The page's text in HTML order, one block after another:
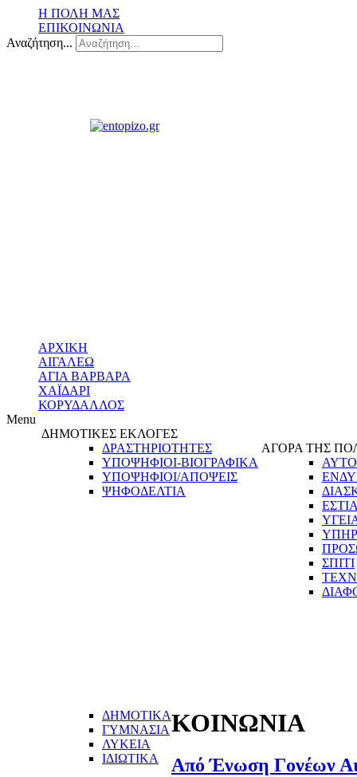
Η ΠΟΛΗ ΜΑΣ
ΕΠΙΚΟΙΝΩΝΙΑ
Αναζήτηση...
ΑΡΧΙΚΗ
ΑΙΓΑΛΕΩ
ΑΓΙΑ ΒΑΡΒΑΡΑ
ΧΑΪΔΑΡΙ
ΚΟΡΥΔΑΛΛΟΣ
Menu
ΔΗΜΟΤΙΚΕΣ ΕΚΛΟΓΕΣ
ΔΡΑΣΤΗΡΙΟΤΗΤΕΣ
ΥΠΟΨΗΦΙΟΙ-ΒΙΟΓΡΑΦΙΚΑ
ΥΠΟΨΗΦΙΟΙ/ΑΠΟΨΕΙΣ
ΨΗΦΟΔΕΛΤΙΑ
ΑΓΟΡΑ ΤΗΣ
ΣΠΙΤΙ
ΔΗΜΟΤΙΚΑ
ΓΥΜΝΑΣΙΑ
ΛΥΚΕΙΑ
ΙΔΙΩΤΙΚΑ
ΚΟΙΝΩΝΙΑ
Από Ένωση Γονέων